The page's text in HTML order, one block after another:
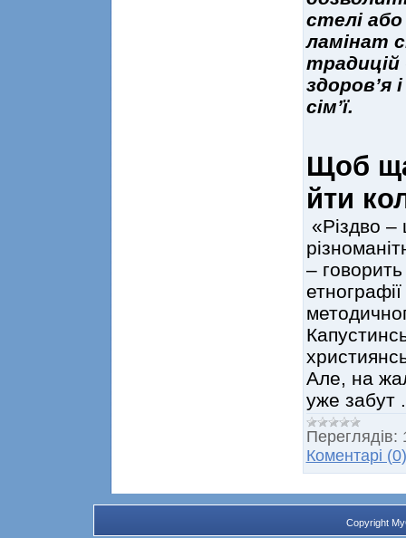
стелі
ламінат
традицій
здоров’я
сім’ї.
Щоб
йти
«Різдво –
–
Але, на
уже забут
Переглядів:
Коментарі (0)
Copyright